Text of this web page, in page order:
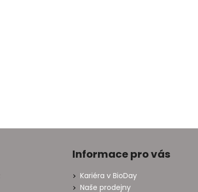
Informace pro vás
Kariéra v BioDay
Naše prodejny